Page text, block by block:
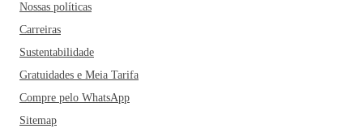
Nossas políticas
Carreiras
Sustentabilidade
Gratuidades e Meia Tarifa
Compre pelo WhatsApp
Sitemap